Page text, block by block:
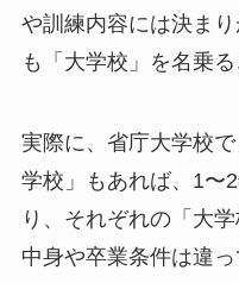
や訓練内容には決ま
も「大学校」を名乗
実際に、省庁大学校
学校」もあれば、1〜
り、それぞれの「大
中身や卒業条件は違っ